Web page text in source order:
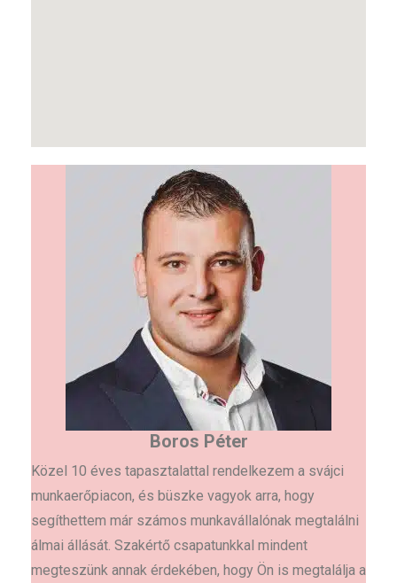
Boros Péter
Közel 10 éves tapasztalattal rendelkezem a svájci
munkaerőpiacon, és büszke vagyok arra, hogy
segíthettem már számos munkavállalónak megtalálni
álmai állását. Szakértő csapatunkkal mindent
megteszünk annak érdekében, hogy Ön is megtalálja a